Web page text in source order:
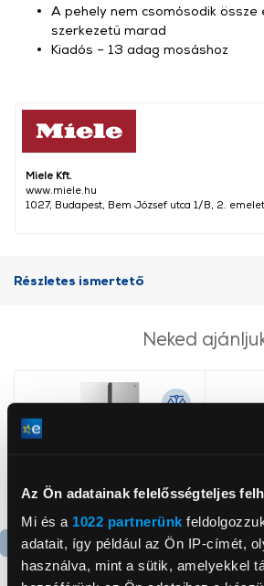
Az Ön adatainak felelősségteljes
Mi és a 1022 partnerünk
adatait, így például az Ön IP-címét,
használva, mint a sütik, amelyekkel
Miele Kft.
www.miele.hu
1027, Budapest, Bem József utca 1/B, 2. emelet
A pehely nem csomósodik össze
szerkezetű marad
Kiadós – 13 adag mosáshoz
Részletes ismertető
Neked
Termék adatlap